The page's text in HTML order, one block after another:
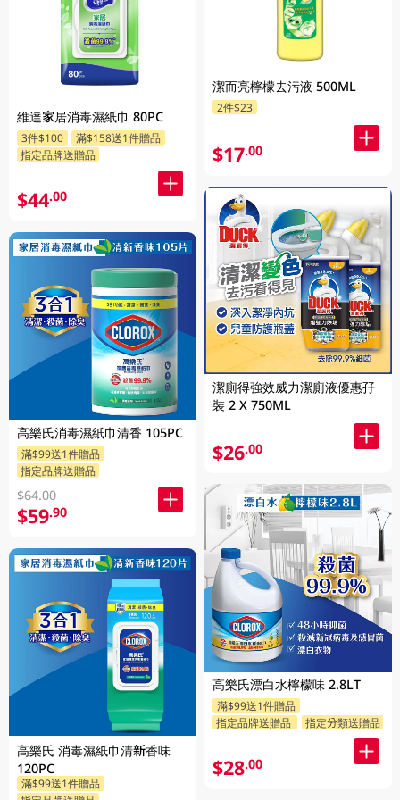
維達家居消毒濕紙巾 80PC
3件$100
滿$158送1件贈品
指定品牌送贈品
$44.00
高樂氏消毒濕紙巾清香 105PC
滿$99送1件贈品
指定品牌送贈品
$64.00
$59.90
高樂氏 消毒濕紙巾清新香味
120PC
滿$99送1件贈品
潔而亮檸檬去污液 500ML
2件$23
$17.00
潔廁得強效威力潔廁液優惠孖
裝 2 X 750ML
$26.00
高樂氏漂白水檸檬味 2.8LT
滿$99送1件贈品
指定品牌送贈品
指定分類送贈品
$28.00